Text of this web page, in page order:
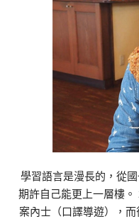
學習語言是漫長的，從
期許自己能更上一層樓
案內士（口譯導遊），